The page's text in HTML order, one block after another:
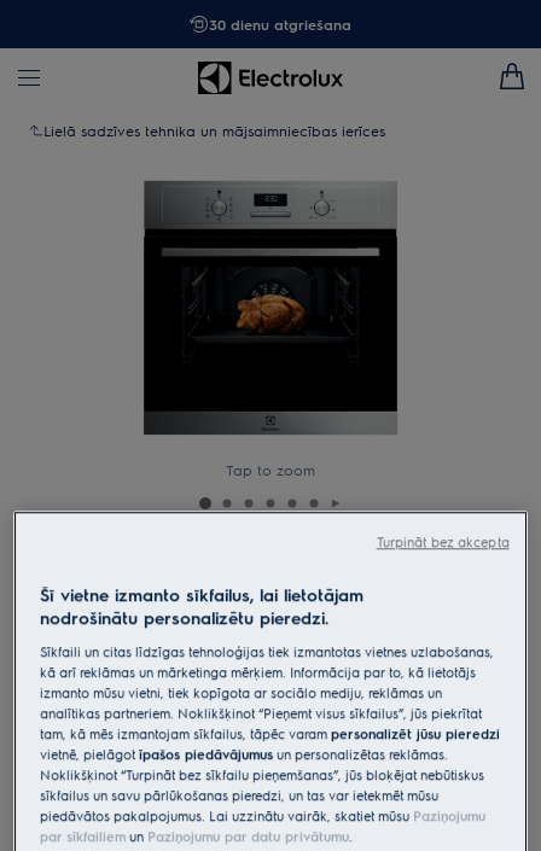
30 dienu atgriešana
Lielā sadzīves tehnika un mājsaimniecības ierīces
Tap to zoom
Cepeškrāsns 600.sērijas
„SurroundCook“ , ar Aqua Clean
tīrīšanas funkciju
4.9 (1930)
Ražojuma informācijas lapa
Priekšrocības
600 SurroundCook® cepeškrāsns uztur vienmērīgu karstumu katrā
cepeškrāsns nostūrī.
Gatavošana vairākos līmeņos ļauj gatavot abos līmeņos.
Ātrās uzsilšanas funkcija iepriekš sasilda cepeškrāsni ātrāk par
Šī vietne izmanto sīkfailus, lai lietotājam
nodrošinātu personalizētu pieredzi.
Sīkfaili un citas līdzīgas tehnoloģijas tiek izmantotas vietnes uzlabošanas,
kā arī reklāmas un mārketinga mērķiem. Informācija par to, kā lietotājs
izmanto mūsu vietni, tiek kopīgota ar sociālo mediju, reklāmas un
analītikas partneriem. Noklikšķinot “Pieņemt visus sīkfailus”, jūs piekrītat
tam, kā mēs izmantojam sīkfailus, tāpēc varampersonalizēt jūsu pieredzi
vietnē, pielāgotīpašos piedāvājumus un personalizētas reklāmas.
Noklikšķinot “Turpināt bez sīkfailu pieņemšanas”, jūs bloķējat nebūtiskus
sīkfailus un savu pārlūkošanas pieredzi, un tas var ietekmēt mūsu
piedāvātos pakalpojumus. Lai uzzinātu vairāk, skatiet mūsu Paziņojumu
par sīkfailiem un Paziņojumu par datu privātumu
Turpināt bez akcepta